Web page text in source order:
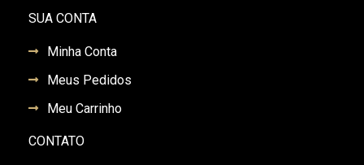
SUA CONTA
Minha Conta
Meus Pedidos
Meu Carrinho
CONTATO